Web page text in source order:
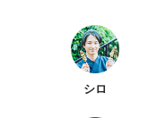
シロ